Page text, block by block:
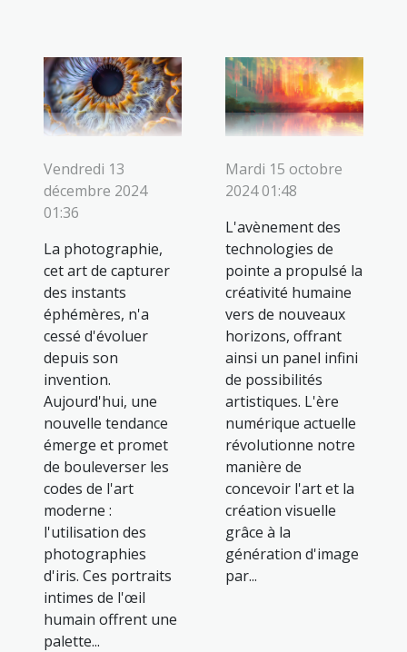
Vendredi 13
décembre 2024
01:36
La photographie,
cet art de capturer
des instants
éphémères, n'a
cessé d'évoluer
depuis son
invention.
Aujourd'hui, une
nouvelle tendance
émerge et promet
de bouleverser les
codes de l'art
moderne :
l'utilisation des
photographies
d'iris. Ces portraits
intimes de l'œil
humain offrent une
palette...
Mardi 15 octobre
2024 01:48
L'avènement des
technologies de
pointe a propulsé la
créativité humaine
vers de nouveaux
horizons, offrant
ainsi un panel infini
de possibilités
artistiques. L'ère
numérique actuelle
révolutionne notre
manière de
concevoir l'art et la
création visuelle
grâce à la
génération d'image
par...